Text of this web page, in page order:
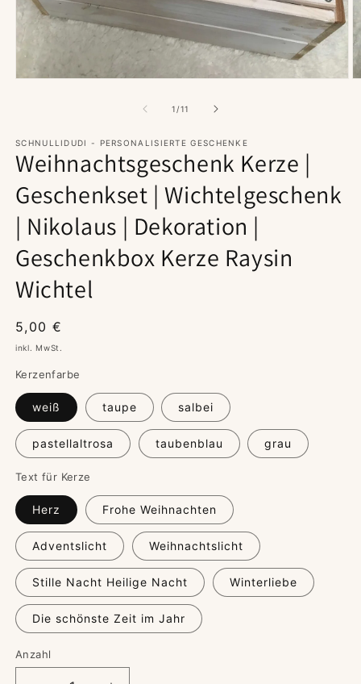
1 /von
11
SCHNULLIDUDI - PERSONALISIERTE GESCHENKE
Weihnachtsgeschenk Kerze |
Geschenkset | Wichtelgeschenk
| Nikolaus | Dekoration |
Geschenkbox Kerze Raysin
Wichtel
Normaler
Preis
5,00 €
inkl. MwSt.
Kerzenfarbe
weiß taupe salbei
pastellaltrosa taubenblau grau
Text für Kerze
Herz Frohe Weihnachten
Adventslicht Weihnachtslicht
Stille Nacht Heilige Nacht Winterliebe
Die schönste Zeit im Jahr
Anzahl